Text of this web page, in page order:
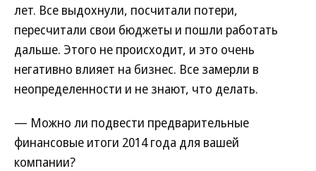
лет. Все выдохнули, посчитали потери,
пересчитали свои бюджеты и пошли работать
дальше. Этого не происходит, и это очень
негативно влияет на бизнес. Все замерли в
неопределенности и не знают, что делать.
— Можно ли подвести предварительные
финансовые итоги 2014 года для вашей
компании?